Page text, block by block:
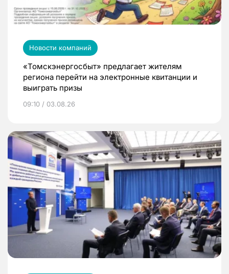
Новости компаний
«Томскэнергосбыт» предлагает жителям
региона перейти на электронные квитанции и
выиграть призы
09:10 / 03.08.26